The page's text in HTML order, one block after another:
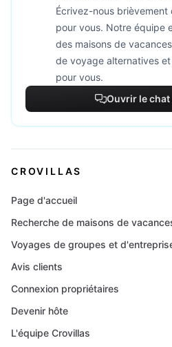
Écrivez-nous
pour vous. Notre équipe
des maisons de
de voyage alternatives
pour vous.
Ouvrir le
CROVILLAS
Page d'accueil
Recherche de maisons de
Voyages de groupes et
Avis clients
Connexion propriétaires
Devenir hôte
L'équipe Crovillas